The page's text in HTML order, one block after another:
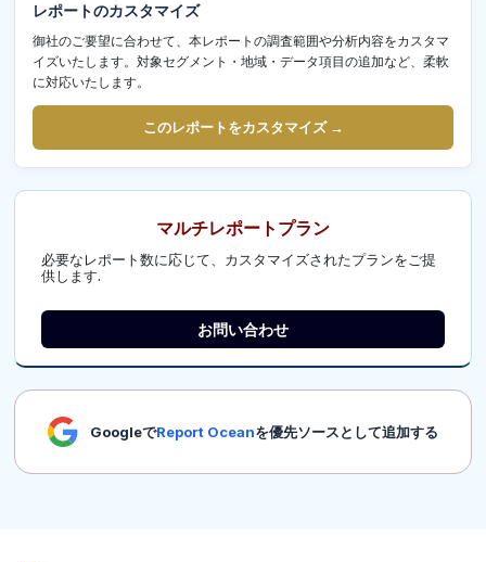
レポートのカスタマイズ
御社のご要望に合わせて、本レポートの調査範囲や分析内容をカスタマ
イズいたします。対象セグメント・地域・データ項目の追加など、柔軟
に対応いたします。
このレポートをカスタマイズ →
マルチレポートプラン
必要なレポート数に応じて、カスタマイズされたプランをご提
供します.
お問い合わせ
GoogleでReport Oceanを優先ソースとして追加する